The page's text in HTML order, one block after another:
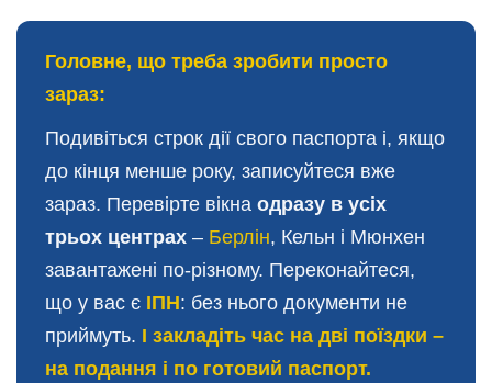
Головне, що треба зробити просто
зараз:
Подивіться строк дії свого паспорта і, якщо
до кінця менше року, записуйтеся вже
зараз. Перевірте вікна одразу в усіх
трьох центрах – Берлін, Кельн і Мюнхен
завантажені по-різному. Переконайтеся,
що у вас є ІПН: без нього документи не
приймуть. І закладіть час на дві поїздки –
на подання і по готовий паспорт.